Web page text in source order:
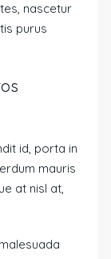
nascetur
purus
id, porta in
mauris
at nisl at,